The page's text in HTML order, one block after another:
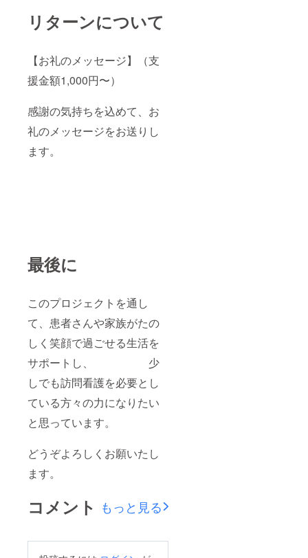
リターンについて
【お礼のメッセージ】（支
援金額1,000円〜）
感謝の気持ちを込めて、お
礼のメッセージをお送りし
ます。
最後に
このプロジェクトを通し
て、患者さんや家族がたの
しく笑顔で過ごせる生活を
サポートし、 少
しでも訪問看護を必要とし
ている方々の力になりたい
と思っています。
どうぞよろしくお願いたし
ます。
コメント もっと見る